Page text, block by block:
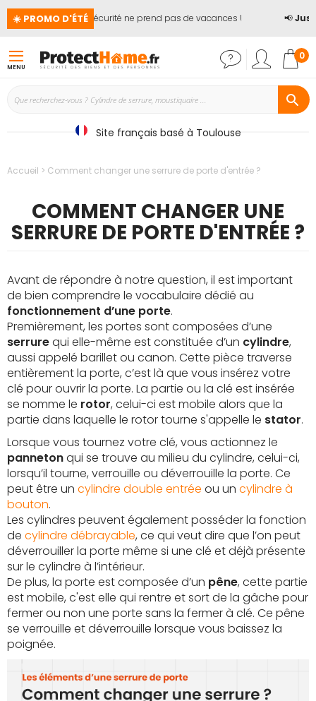
☀️ PROMO D'ÉTÉ
🏖️ La sécurité ne prend pas de vacances ! Jusqu'à
MENU
0
Site français basé à Toulouse
Accueil Comment changer une serrure de porte d'entrée ?
COMMENT CHANGER UNE
SERRURE DE PORTE D'ENTRÉE ?
Avant de répondre à notre question, il est important
de bien comprendre le vocabulaire dédié au
fonctionnement d’une porte.
Premièrement, les portes sont composées d’une
serrurequi elle-même est constituée d’un cylindre,
aussi appelé barillet ou canon. Cette pièce traverse
entièrement la porte, c’est là que vous insérez votre
clé pour ouvrir la porte. La partie ou la clé est insérée
se nomme le rotor, celui-ci est mobile alors que la
partie dans laquelle le rotor tourne s'appelle le stator.
Lorsque vous tournez votre clé, vous actionnez le
pannetonqui se trouve au milieu du cylindre, celui-ci,
lorsqu’il tourne, verrouille ou déverrouille la porte. Ce
peut être un cylindre double entrée ou un cylindre à
bouton.
Les cylindres peuvent également posséder la fonction
de cylindre débrayable, ce qui veut dire que l’on peut
déverrouiller la porte même si une clé et déjà présente
sur le cylindre à l’intérieur.
De plus, la porte est composée d’un pêne, cette partie
est mobile, c'est elle qui rentre et sort de la gâche pour
fermer ou non une porte sans la fermer à clé. Ce pêne
se verrouille et déverrouille lorsque vous baissez la
poignée.